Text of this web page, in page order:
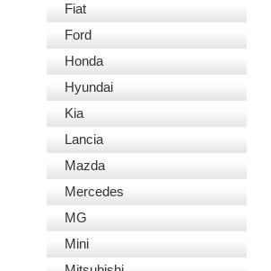
Fiat
Ford
Honda
Hyundai
Kia
Lancia
Mazda
Mercedes
MG
Mini